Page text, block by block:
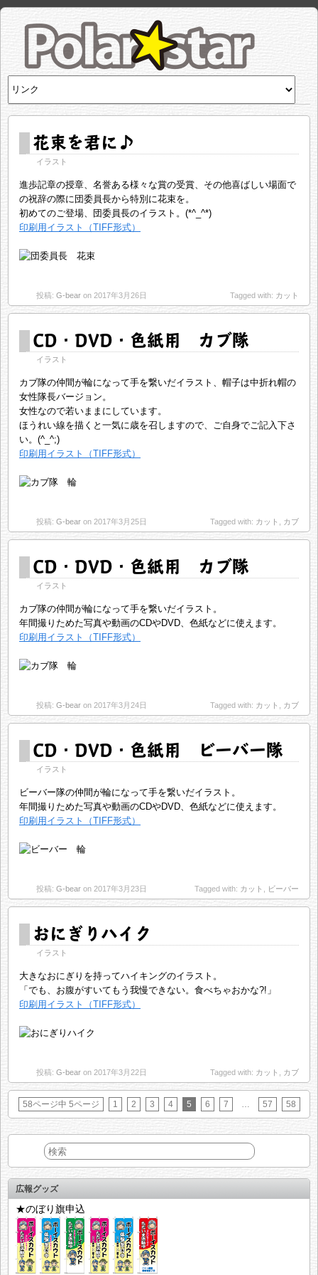
花束を君に♪
イラスト
進歩記章の授章、名誉ある様々な賞の受賞、その他喜ばしい場面で
の祝辞の際に団委員長から特別に花束を。
初めてのご登場、団委員長のイラスト。(*^_^*)
印刷用イラスト（TIFF形式）
投稿: G-bear on 2017年3月26日 Tagged with: カット
CD・DVD・色紙用 カブ隊
イラスト
カブ隊の仲間が輪になって手を繋いだイラスト、帽子は中折れ帽の
女性隊長バージョン。
女性なので若いままにしています。
ほうれい線を描くと一気に歳を召しますので、ご自身でご記入下さ
い。(^_^;)
印刷用イラスト（TIFF形式）
投稿: G-bear on 2017年3月25日 Tagged with: カット カブ
CD・DVD・色紙用 カブ隊
イラスト
カブ隊の仲間が輪になって手を繋いだイラスト。
年間撮りためた写真や動画のCDやDVD、色紙などに使えます。
印刷用イラスト（TIFF形式）
投稿: G-bear on 2017年3月24日 Tagged with: カット カブ
CD・DVD・色紙用 ビーバー隊
イラスト
ビーバー隊の仲間が輪になって手を繋いだイラスト。
年間撮りためた写真や動画のCDやDVD、色紙などに使えます。
印刷用イラスト（TIFF形式）
投稿: G-bear on 2017年3月23日 Tagged with: カット ビーバー
おにぎりハイク
イラスト
大きなおにぎりを持ってハイキングのイラスト。
「でも、お腹がすいてもう我慢できない。食べちゃおかな?!」
印刷用イラスト（TIFF形式）
投稿: G-bear on 2017年3月22日 Tagged with: カット カブ
58ページ中 5ページ 1 2 3 4 5 6 7 … 57 58
広報グッズ
★のぼり旗申込